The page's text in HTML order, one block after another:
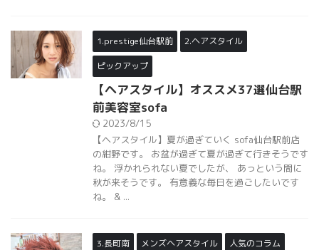
1.prestige仙台駅前 2.ヘアスタイル
ピックアップ
【ヘアスタイル】オススメ37選仙台駅
前美容室sofa
2023/8/15
【ヘアスタイル】夏が過ぎていく sofa仙台駅前店
の紺野です。 お盆が過ぎて夏が過ぎて行きそうです
ね。 浮かれられない夏でしたが、 あっという間に
秋が来そうです。 有意義な毎日を過ごしたいです
ね。 & ...
3.長町南 メンズヘアスタイル 人気のコラム